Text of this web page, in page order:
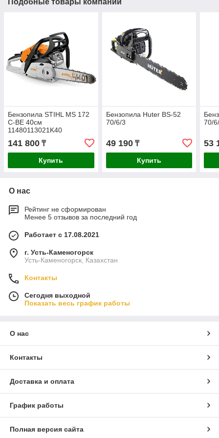
Бензопила STIHL MS 172
C-BE 40см
11480113021K40
141 800 ₸
Купить
Бензопила Huter BS-52
70/6/3
49 190₸
Купить
70/
53
О нас
Рейтинг не сформирован
Менее 5 отзывов за последний год
Работает с 17.08.2021
г. Усть-Каменогорск
Усть-Каменогорск, Казахстан
Контакты
Сегодня выходной
Показать весь график работы
О нас
Контакты
Доставка и оплата
График работы
Полная версия сайта